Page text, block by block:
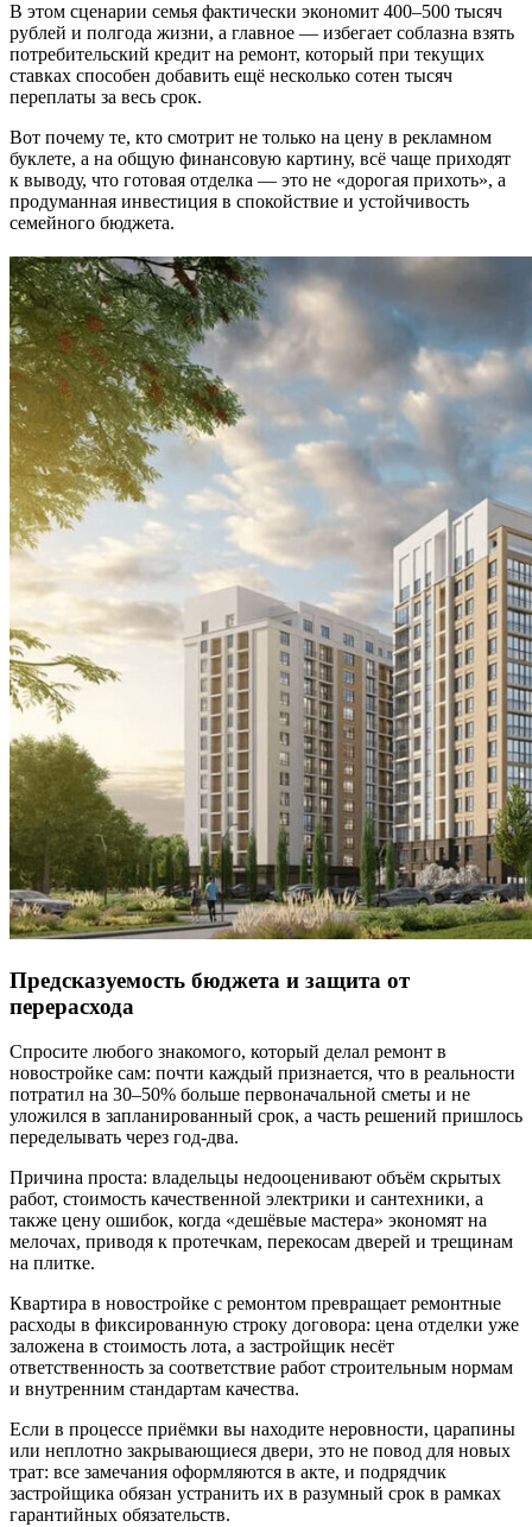
В этом сценарии семья фактически экономит 400–500 тысяч
рублей и полгода жизни, а главное — избегает соблазна взять
потребительский кредит на ремонт, который при текущих
ставках способен добавить ещё несколько сотен тысяч
переплаты за весь срок.
Вот почему те, кто смотрит не только на цену в рекламном
буклете, а на общую финансовую картину, всё чаще приходят
к выводу, что готовая отделка — это не «дорогая прихоть», а
продуманная инвестиция в спокойствие и устойчивость
семейного бюджета.
Предсказуемость бюджета и защита от
перерасхода
Спросите любого знакомого, который делал ремонт в
новостройке сам: почти каждый признается, что в реальности
потратил на 30–50% больше первоначальной сметы и не
уложился в запланированный срок, а часть решений пришлось
переделывать через год-два.
Причина проста: владельцы недооценивают объём скрытых
работ, стоимость качественной электрики и сантехники, а
также цену ошибок, когда «дешёвые мастера» экономят на
мелочах, приводя к протечкам, перекосам дверей и трещинам
на плитке.
Квартира в новостройке с ремонтом превращает ремонтные
расходы в фиксированную строку договора: цена отделки уже
заложена в стоимость лота, а застройщик несёт
ответственность за соответствие работ строительным нормам
и внутренним стандартам качества.
Если в процессе приёмки вы находите неровности, царапины
или неплотно закрывающиеся двери, это не повод для новых
трат: все замечания оформляются в акте, и подрядчик
застройщика обязан устранить их в разумный срок в рамках
гарантийных обязательств.